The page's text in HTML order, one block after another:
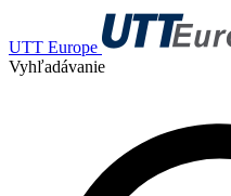
UTT Europe
Vyhľadávanie